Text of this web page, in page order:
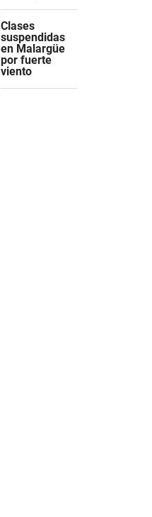
Clases
suspendidas
en Malargüe
por fuerte
viento